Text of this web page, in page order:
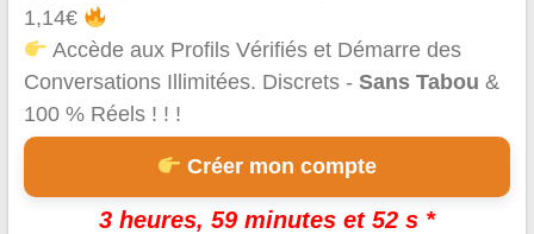
1,14€
Accède aux Profils Vérifiés et Démarre des
Conversations Illimitées. Discrets - Sans Tabou &
100 % Réels ! ! !
Créer mon compte
3 heures, 59 minutes et 52 s *